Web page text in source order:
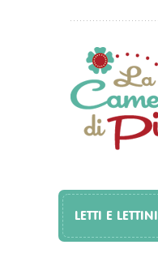
LETTI E LETTINI